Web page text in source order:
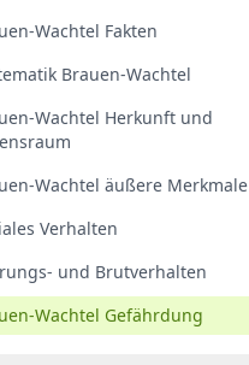
Wachtel Fakten
Brauen-Wachtel
Wachtel Herkunft und
Wachtel äußere Merkmale
Verhalten
und Brutverhalten
Wachtel Gefährdung